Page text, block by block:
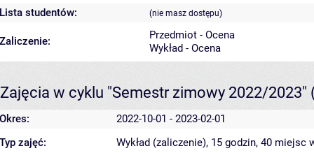
Lista studentów: (nie masz dostępu)
Zaliczenie:
Przedmiot - Ocena
Wykład - Ocena
Zajęcia w cyklu "Semestr zimowy 2022/2023"
Okres:
2022-10-01 - 2023-02-01
Typ zajęć:
Wykład (zaliczenie), 15 godzin, 40 miejsc